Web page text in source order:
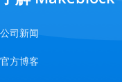
公司新闻
官方博客